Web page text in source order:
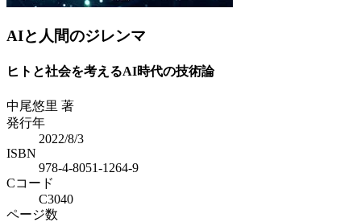
AIと人間のジレンマ
ヒトと社会を考えるAI時代の技術論
中尾悠里 著
発行年
2022/8/3
ISBN
978-4-8051-1264-9
Cコード
C3040
ページ数